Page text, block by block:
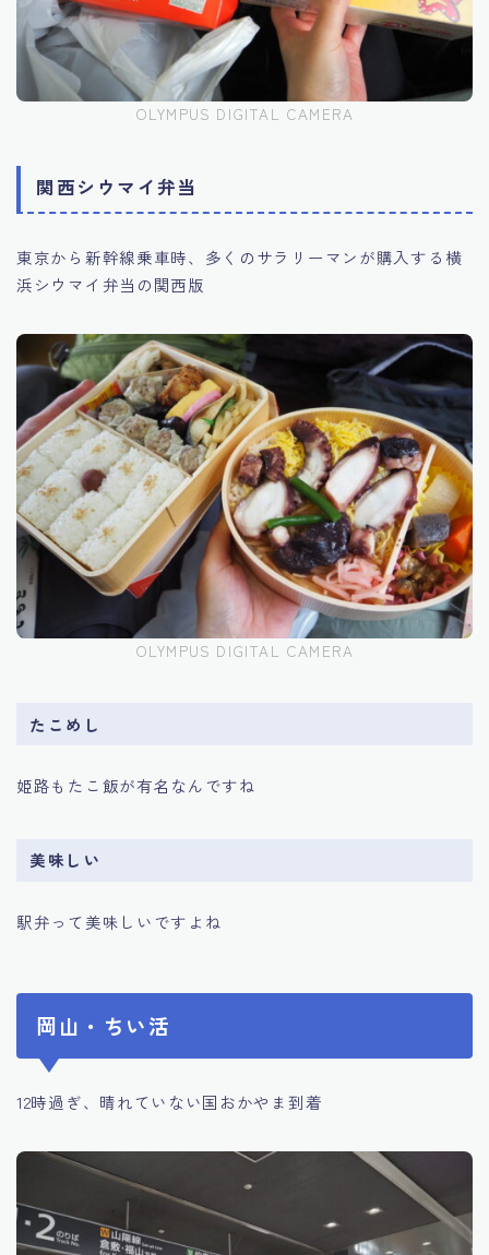
OLYMPUS DIGITAL CAMERA
関西シウマイ弁当
東京から新幹線乗車時、多くのサラリーマンが購入する横
浜シウマイ弁当の関西版
OLYMPUS DIGITAL CAMERA
たこめし
姫路もたこ飯が有名なんですね
美味しい
駅弁って美味しいですよね
岡山・ちい活
12時過ぎ、晴れていない国おかやま到着